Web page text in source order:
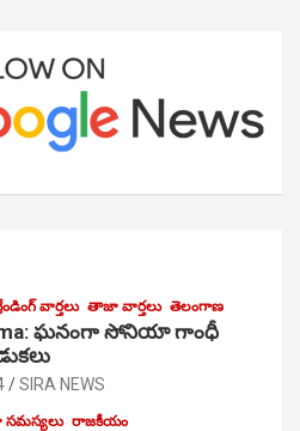
వార్తలు తాజా వార్తలు తెలంగాణ
ఘ‌నంగా సోనియా గాంధీ
SIRA NEWS
సమస్యలు రాజకీయం